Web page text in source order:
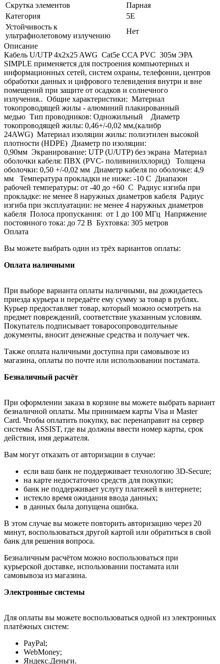
Скрутка элементов
Парная
Категория
5E
Устойчивость к
ультрафиолетовому излучению
Нет
Описание
Кабель U/UTP 4x2x25 AWG Cat5e CCA PVC 305м ЭРА
SIMPLE применяется для построения компьютерных и
информационных сетей, систем охраны, телефонии, центров
обработки данных и цифрового телевидения внутри и вне
помещений при защите от осадков и солнечного
излучения.. Общие характеристики: Материал
токопроводящей жилы - алюминий плакированный
медью Тип проводников: Одножильный Диаметр
токопроводящей жилы: 0,46+/-0,02 мм,(калибр
24AWG) Материал изоляции жилы: полиэтилен высокой
плотности (HDPE) Диаметр по изоляции:
0,90мм Экранирование: UTP (U/UTP) без экрана Материал
оболочки кабеля: ПВХ (PVC- поливинилхлорид) Толщена
оболочки: 0,50 +/-0,02 мм Диаметр кабеля по оболочке: 4,9
мм Температура прокладки не ниже: -10 С Диапазон
рабочей температуры: от -40 до +60 С Радиус изгиба при
прокладке: не менее 8 наружных диаметров кабеля Радиус
изгиба при эксплуатации: не менее 4 наружных диаметров
кабеля Полоса пропускания: от 1 до 100 МГц Напряжение
постоянного тока: до 72 В Бухтовка: 305 метров
Оплата
Вы можете выбрать один из трёх вариантов оплаты:
Оплата наличными
При выборе варианта оплаты наличными, вы дожидаетесь
приезда курьера и передаёте ему сумму за товар в рублях.
Курьер предоставляет товар, который можно осмотреть на
предмет повреждений, соответствие указанным условиям.
Покупатель подписывает товаросопроводительные
документы, вносит денежные средства и получает чек.
Также оплата наличными доступна при самовывозе из
магазина, оплаты по почте или использовании постамата.
Безналичный расчёт
При оформлении заказа в корзине вы можете выбрать вариант
безналичной оплаты. Мы принимаем карты Visa и Master
Card. Чтобы оплатить покупку, вас перенаправит на сервер
системы ASSIST, где вы должны ввести номер карты, срок
действия, имя держателя.
Вам могут отказать от авторизации в случае:
если ваш банк не поддерживает технологию 3D-Secure;
на карте недостаточно средств для покупки;
банк не поддерживает услугу платежей в интернете;
истекло время ожидания ввода данных;
в данных была допущена ошибка.
В этом случае вы можете повторить авторизацию через 20
минут, воспользоваться другой картой или обратиться в свой
банк для решения вопроса.
Безналичным расчётом можно воспользоваться при
курьерской доставке, использовании постамата или
самовывоза из магазина.
Электронные системы
Для оплаты вы можете воспользоваться одной из электронных
платёжных систем:
PayPal;
WebMoney;
Яндекс.Деньги.